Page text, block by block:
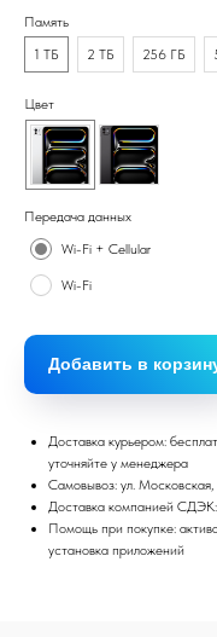
Память
1 ТБ
2 ТБ 256 ГБ
Цвет
Передача данных
Wi-Fi + Cellular
Wi-Fi
Добавить в
Доставка курьером:
уточняйте у менеджера
Самовывоз: ул.
Доставка компанией
Помощь при покупке:
установка приложений